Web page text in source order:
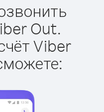
Out.
Viber